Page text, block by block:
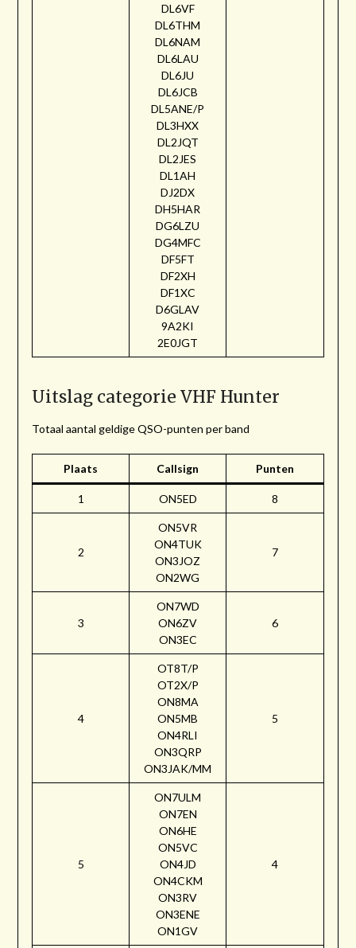
DL6VF
DL6THM
DL6NAM
DL6LAU
DL6JU
DL6JCB
DL5ANE/P
DL3HXX
DL2JQT
DL2JES
DL1AH
DJ2DX
DH5HAR
DG6LZU
DG4MFC
DF5FT
DF2XH
DF1XC
D6GLAV
9A2KI
2E0JGT
Uitslag categorie VHF Hunter
Totaal aantal geldige QSO-punten per band
Plaats Callsign Punten
1 ON5ED 8
2
ON5VR
ON4TUK
ON3JOZ
ON2WG
7
3
ON7WD
ON6ZV
ON3EC
6
4
OT8T/P
OT2X/P
ON8MA
ON5MB
ON4RLI
ON3QRP
ON3JAK/MM
5
5
ON7ULM
ON7EN
ON6HE
ON5VC
ON4JD
ON4CKM
ON3RV
ON3ENE
ON1GV
4